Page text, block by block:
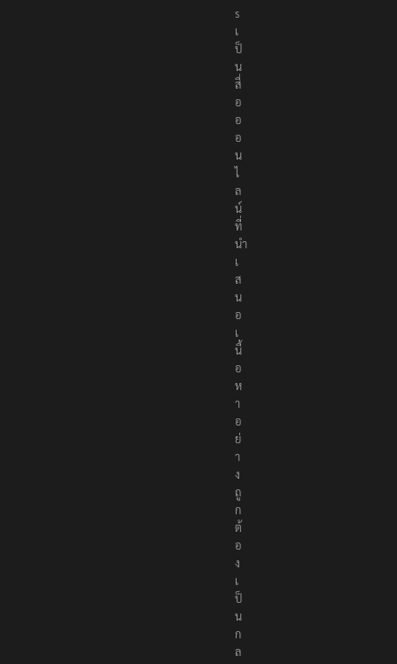
s
เ
ป็
น
สื่
อ
อ
อ
น
ไ
ล
น์
ที่
นำ
เ
ส
น
อ
เ
นื้
อ
ห
า
อ
ย่
า
ง
ถู
ก
ต้
อ
ง
เ
ป็
น
ก
ล